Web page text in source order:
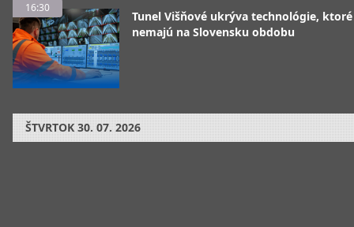
16:30
Tunel Višňové ukrýva technológie, ktoré
nemajú na Slovensku obdobu
ŠTVRTOK 30. 07. 2026